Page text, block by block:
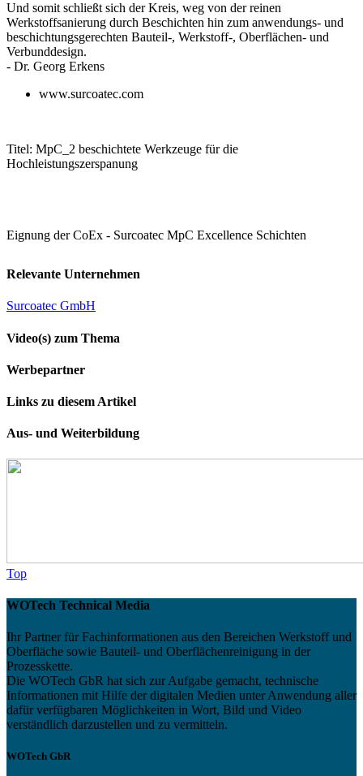
Und somit schließt sich der Kreis, weg von der reinen
Werkstoffsanierung durch Beschichten hin zum anwendungs- und
beschichtungsgerechten Bauteil-, Werkstoff-, Oberflächen- und
Verbunddesign.
- Dr. Georg Erkens
www.surcoatec.com
Titel: MpC_2 beschichtete Werkzeuge für die
Hochleistungszerspanung
Eignung der CoEx - Surcoatec MpC Excellence Schichten
Relevante Unternehmen
Surcoatec GmbH
Video(s) zum Thema
Werbepartner
Links zu diesem Artikel
Aus- und Weiterbildung
Top
WOTech Technical Media
Ihr Partner für Fachinformationen aus den Bereichen Werkstoff und
Oberfläche sowie Bauteil- und Oberflächenreinigung in der
Prozesskette.
Die WOTech GbR hat sich zur Aufgabe gemacht, technische
Informationen mit Hilfe der digitalen Medien unter Anwendung aller
dafür verfügbaren Möglichkeiten in Wort, Bild und Video
verständlich darzustellen und zu vermitteln.
WOTech GbR